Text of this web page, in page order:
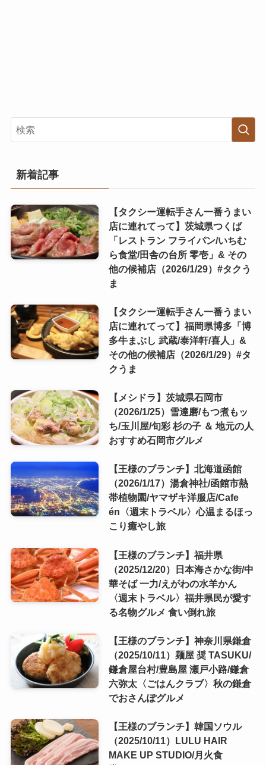
新着記事
【タクシー運転手さん一番うまい
店に連れてって】茨城県つくば
「レストラン フライパン/いちむ
ら食堂/田舎の台所 零壱」& その
他の候補店（2026/1/29）#タクう
ま
【タクシー運転手さん一番うまい
店に連れてって】福岡県博多「博
多牛まぶし 武蔵/泰洋軒/喜人」&
その他の候補店（2026/1/29）#タ
クうま
【メシドラ】茨城県石岡市
（2026/1/25）雪達磨/もつ煮もッ
ち/玉川屋/旬彩 杉の子 ＆ 地元の人
おすすめ石岡市グルメ
【王様のブランチ】北海道函館
（2026/1/17）湯倉神社/函館市熱
帯植物園/ヤマザキ洋服店/Cafe
én〈週末トラベル〉心温まるほっ
こり癒やし旅
【王様のブランチ】福井県
（2025/12/20）日本海さかな街/中
華そば 一力/えがわの水羊かん
〈週末トラベル〉福井県民が愛す
る名物グルメ 食い倒れ旅
【王様のブランチ】神奈川県鎌倉
（2025/10/11）麺屋 奨 TASUKU/
鎌倉屋台村/豊島屋 瀬戸小路/鎌倉
六弥太〈ごはんクラブ〉秋の鎌倉
でおさんぽグルメ
【王様のブランチ】韓国ソウル
（2025/10/11）LULU HAIR
MAKE UP STUDIO/月火食